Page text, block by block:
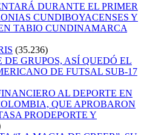
DURANTE EL PRIMER
CUNDIBOYACENSES Y
TABIO CUNDINAMARCA
(35.236)
GRUPOS, ASÍ QUEDÓ EL
DE FUTSAL SUB-17
AL DEPORTE EN
QUE APROBARON
PRODEPORTE Y